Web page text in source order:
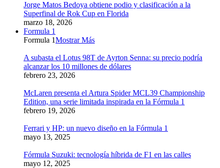
Jorge Matos Bedoya obtiene podio y clasificación a la
Superfinal de Rok Cup en Florida
marzo 18, 2026
Formula 1
Formula 1Mostrar Más
A subasta el Lotus 98T de Ayrton Senna: su precio podría
alcanzar los 10 millones de dólares
febrero 23, 2026
McLaren presenta el Artura Spider MCL39 Championship
Edition, una serie limitada inspirada en la Fórmula 1
febrero 19, 2026
Ferrari y HP: un nuevo diseño en la Fórmula 1
mayo 13, 2025
Fórmula Suzuki: tecnología híbrida de F1 en las calles
mayo 12, 2025